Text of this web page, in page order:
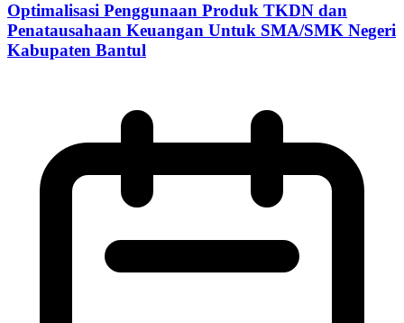
Optimalisasi Penggunaan Produk TKDN dan
Penatausahaan Keuangan Untuk SMA/SMK Negeri
Kabupaten Bantul